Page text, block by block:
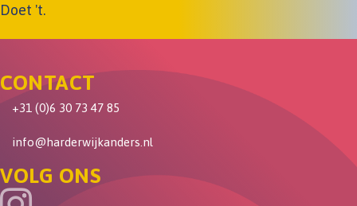
Doet 't.
CONTACT
+31 (0)6 30 73 47 85
info@harderwijkanders.nl
VOLG ONS